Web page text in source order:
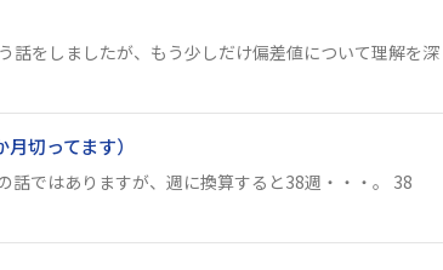
話をしましたが、もう少しだけ偏差値について理解を深
切ってます）
話ではありますが、週に換算すると38週・・・。 38